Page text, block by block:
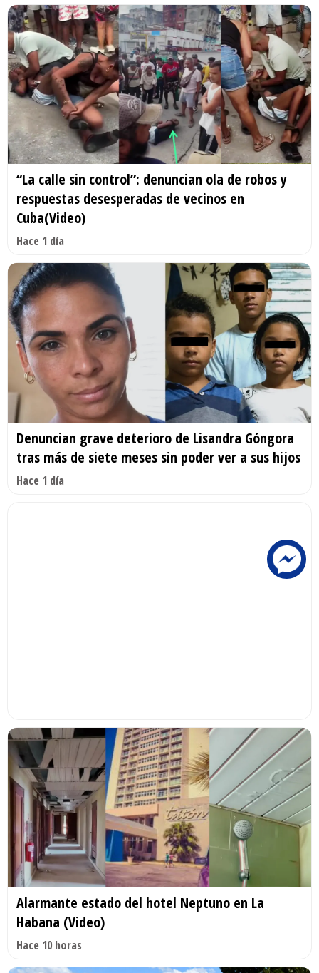
“La calle sin control”: denuncian ola de robos y
respuestas desesperadas de vecinos en
Cuba(Video)
Hace 1 día
Denuncian grave deterioro de Lisandra Góngora
tras más de siete meses sin poder ver a sus hijos
Hace 1 día
Alarmante estado del hotel Neptuno en La
Habana (Video)
Hace 10 horas